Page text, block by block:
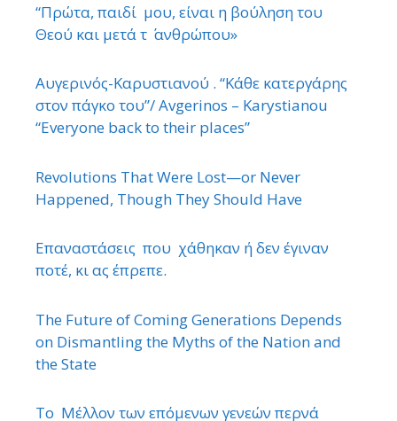
“Πρώτα, παιδί μου, είναι η βούληση του
Θεού και μετά τ ΄ ανθρώπου»
Αυγερινός-Καρυστιανού . “Κάθε κατεργάρης
στον πάγκο του”/ Avgerinos – Karystianou
“Εveryone back to their places”
Revolutions That Were Lost—or Never
Happened, Though They Should Have
Επαναστάσεις που χάθηκαν ή δεν έγιναν
ποτέ, κι ας έπρεπε.
The Future of Coming Generations Depends
on Dismantling the Myths of the Nation and
the State
Το Μέλλον των επόμενων γενεών περνά